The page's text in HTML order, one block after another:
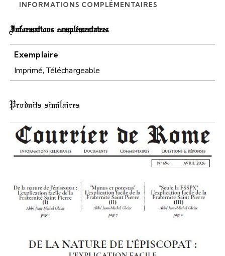
INFORMATIONS COMPLÉMENTAIRES
Informations complémentaires
Exemplaire
Imprimé, Téléchargeable
Produits similaires